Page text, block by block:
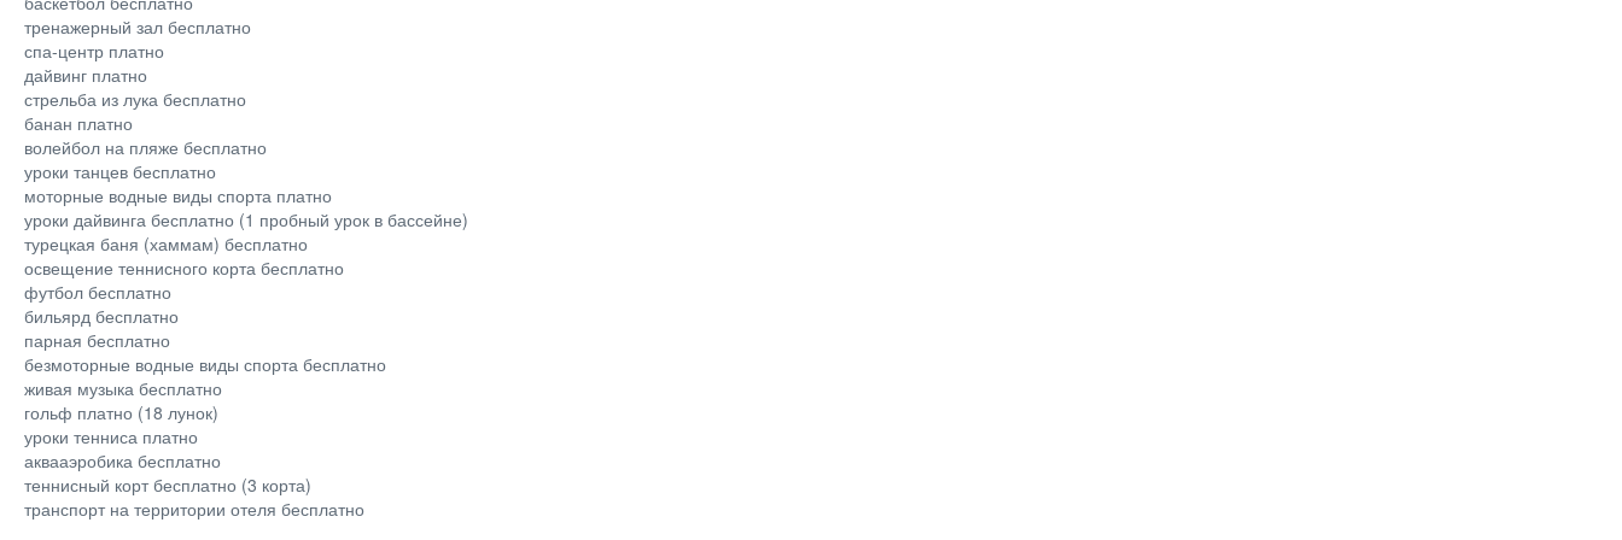
тренажерный зал бесплатно
спа-центр платно
дайвинг платно
стрельба из лука бесплатно
банан платно
волейбол на пляже бесплатно
уроки танцев бесплатно
моторные водные виды спорта платно
уроки дайвинга бесплатно (1 пробный урок в бассейне)
турецкая баня (хаммам) бесплатно
освещение теннисного корта бесплатно
футбол бесплатно
бильярд бесплатно
парная бесплатно
безмоторные водные виды спорта бесплатно
живая музыка бесплатно
гольф платно (18 лунок)
уроки тенниса платно
аквааэробика бесплатно
теннисный корт бесплатно (3 корта)
транспорт на территории отеля бесплатно